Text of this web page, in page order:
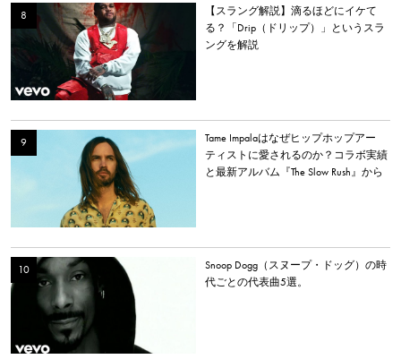
【スラング解説】滴るほどにイケて
る？「Drip（ドリップ）」というスラ
ングを解説
Tame Impalaはなぜヒップホップアー
ティストに愛されるのか？コラボ実績
と最新アルバム『The Slow Rush』から
Snoop Dogg（スヌープ・ドッグ）の時
代ごとの代表曲5選。